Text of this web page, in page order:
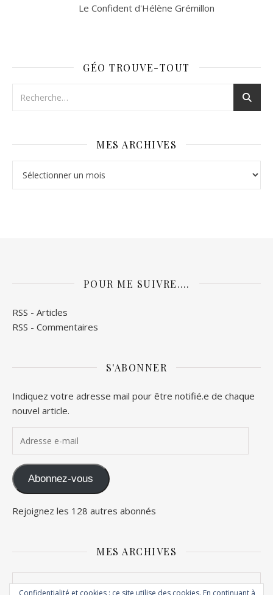
Le Confident d'Hélène Grémillon
GÉO TROUVE-TOUT
MES ARCHIVES
POUR ME SUIVRE….
RSS - Articles
RSS - Commentaires
S'ABONNER
Indiquez votre adresse mail pour être notifié.e de chaque
nouvel article.
Abonnez-vous
Rejoignez les 128 autres abonnés
MES ARCHIVES
Confidentialité et cookies : ce site utilise des cookies. En continuant à